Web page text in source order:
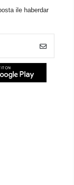
ile haberdar